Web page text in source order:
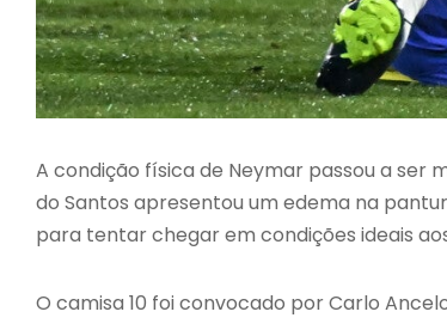
A condição física de Neymar passou a ser
do Santos apresentou um edema na
para tentar chegar em condições ideais
O camisa 10 foi convocado por Carlo